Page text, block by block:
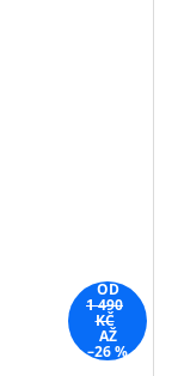
OD
1 490
KČ
AŽ
–26 %